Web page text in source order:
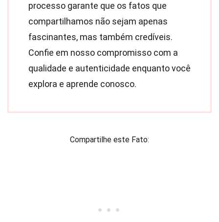
processo garante que os fatos que
compartilhamos não sejam apenas
fascinantes, mas também credíveis.
Confie em nosso compromisso com a
qualidade e autenticidade enquanto você
explora e aprende conosco.
Compartilhe este Fato: